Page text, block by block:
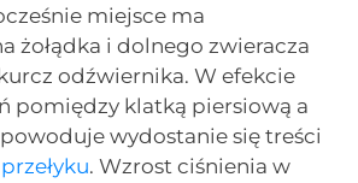
miejsce ma
żołądka i dolnego zwieracza
odźwiernika. W efekcie
pomiędzy klatką piersiową a
wydostanie się treści
przełyku. Wzrost ciśnienia w